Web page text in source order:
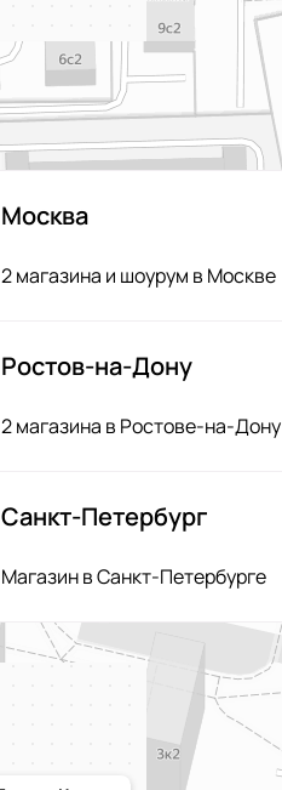
Москва
2 магазина и шоурум в Москве
Ростов-на-Дону
2 магазина в Ростове-на-Дону
Санкт-Петербург
Магазин в Санкт-Петербурге